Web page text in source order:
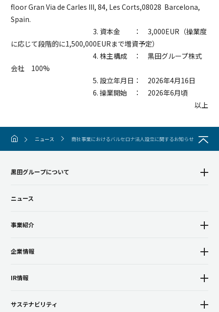
floor Gran Via de Carles III, 84, Les Corts,08028 Barcelona,
Spain.
3. 資本金 ： 3,000EUR（操業度
に応じて段階的に1,500,000EURまで増資予定）
4. 株主構成 ： 黒田グループ株式
会社 100%
5. 設立年月日： 2026年4月16日
6. 操業開始 ： 2026年6月頃
以上
ニュース 商社事業におけるバルセロナ法人設立に関するお知らせ
黒田グループについて
ニュース
事業紹介
企業情報
IR情報
サステナビリティ